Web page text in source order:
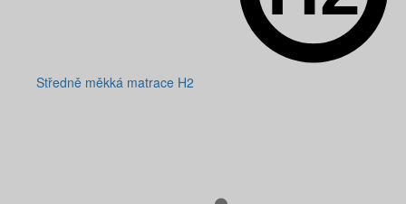
Středně měkká matrace H2